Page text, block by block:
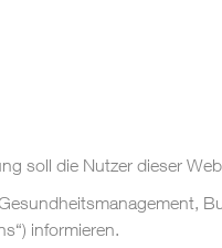
soll die Nutzer dieser
informieren.